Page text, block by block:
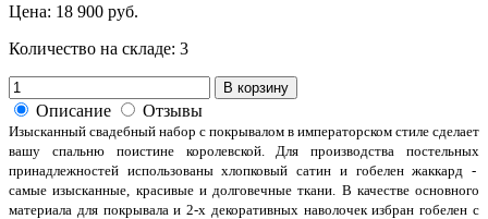
Цена: 18 900 руб.
Количество на складе: 3
В корзину
Описание Отзывы
Изысканный свадебный набор с покрывалом в императорском стиле сделает
вашу спальню поистине королевской. Для производства постельных
принадлежностей использованы хлопковый сатин и гобелен жаккард -
самые изысканные, красивые и долговечные ткани. В качестве основного
материала для покрывала и 2-х декоративных наволочек избран гобелен с